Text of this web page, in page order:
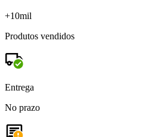
+10mil
Produtos vendidos
Entrega
No prazo